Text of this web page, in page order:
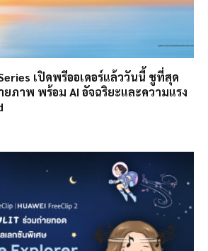
เปิดพรีออเดอร์แล้ววันนี้ ชูที่สุด
ยภาพ พร้อม AI อัจฉริยะและความแรง